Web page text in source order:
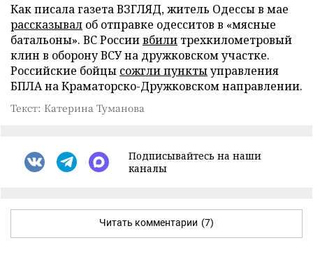
Как писала газета ВЗГЛЯД, житель Одессы в мае
рассказывал об отправке одесситов в «мясные
батальоны». ВС Россиивбили трехкилометровый
клин в оборону ВСУ на дружковском участке.
Российские бойцы сожгли пунктыуправления
БПЛА на Краматорско-Дружковском направлении.
Текст: Катерина Туманова
Подписывайтесь на наши
каналы
Читать комментарии (7)